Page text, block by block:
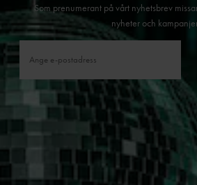
Som prenumerant på vårt nyhetsbrev
nyheter och